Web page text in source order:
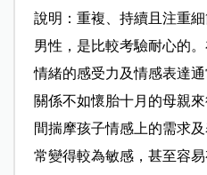
說明：重複、持續且注重
男性，是比較考驗耐心的
情緒的感受力及情感表達
關係不如懷胎十月的母親
間揣摩孩子情感上的需求
常變得較為敏感，甚至容